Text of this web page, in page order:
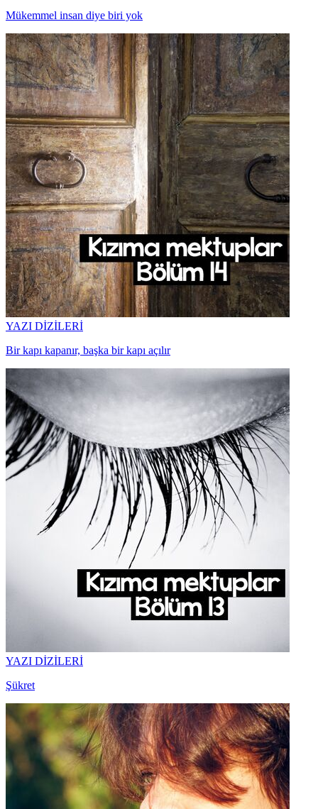
Mükemmel insan diye biri yok
YAZI DİZİLERİ
Bir kapı kapanır, başka bir kapı açılır
YAZI DİZİLERİ
Şükret